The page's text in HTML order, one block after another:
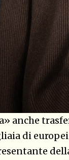
anche
di